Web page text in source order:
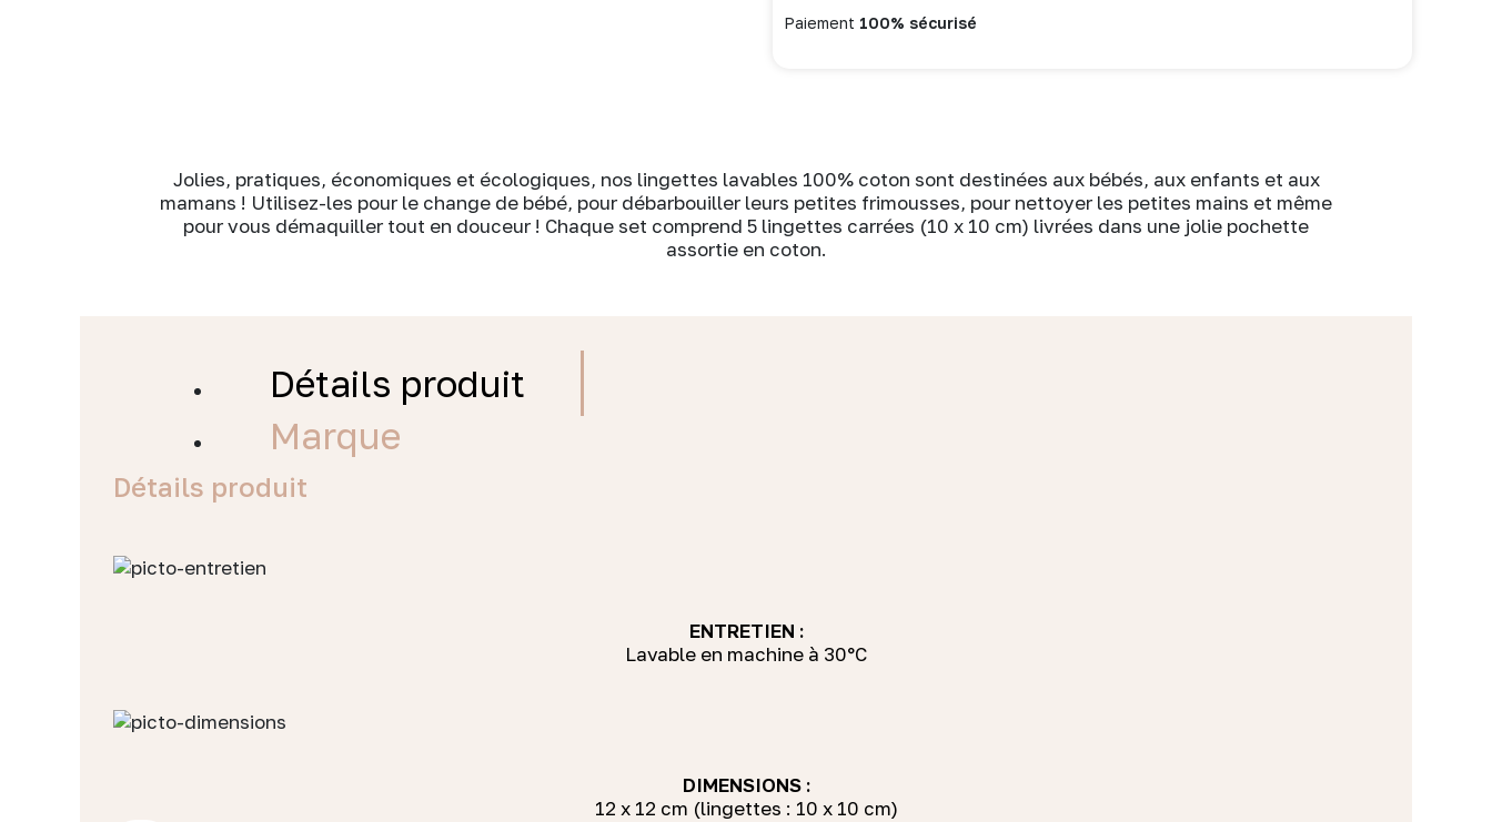
Paiement 100% sécurisé
Jolies, pratiques, économiques et écologiques, nos lingettes lavables 100% coton sont destinées aux bébés, aux enfants et aux
mamans ! Utilisez-les pour le change de bébé, pour débarbouiller leurs petites frimousses, pour nettoyer les petites mains et même
pour vous démaquiller tout en douceur ! Chaque set comprend 5 lingettes carrées (10 x 10 cm) livrées dans une jolie pochette
assortie en coton.
Détails produit
Marque
Détails produit
ENTRETIEN :
Lavable en machine à 30°C
DIMENSIONS :
12 x 12 cm (lingettes : 10 x 10 cm)